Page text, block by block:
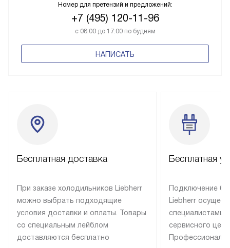
Номер для претензий и предложений:
+7 (495) 120-11-96
с 08:00 до 17:00 по будням
НАПИСАТЬ
Бесплатная доставка
При заказе холодильников Liebherr
можно выбрать подходящие
условия доставки и оплаты. Товары
со специальным лейблом
доставляются бесплатно
Бесплатная
Подключение
Liebherr
специалистами
сервисного